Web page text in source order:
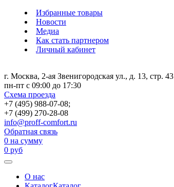
Избранные товары
Новости
Медиа
Как стать партнером
Личный кабинет
г. Москва, 2-ая Звенигородская ул., д. 13, стр. 43
пн-пт с 09:00 до 17:30
Схема проезда
+7 (495) 988-07-08;
+7 (499) 270-28-08
info@proff-comfort.ru
Обратная связь
0 на сумму
0 руб
О нас